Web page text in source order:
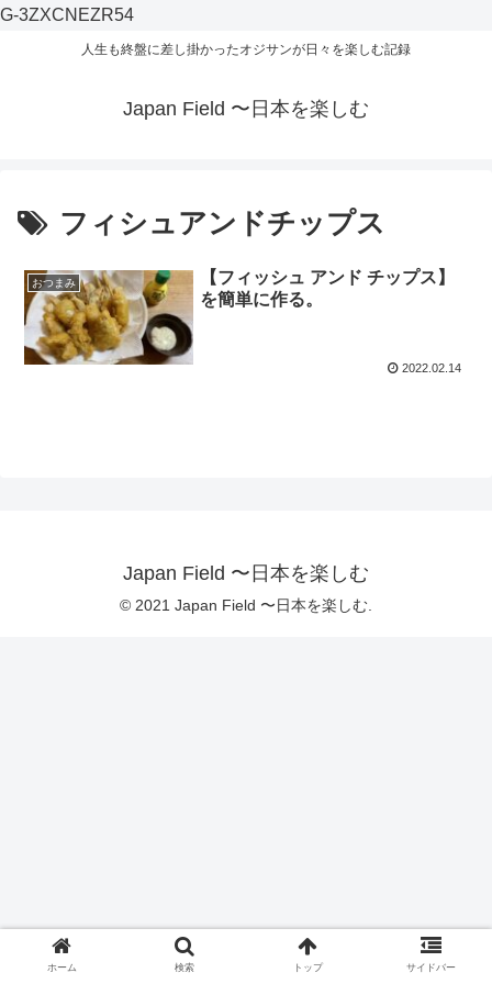
G-3ZXCNEZR54
人生も終盤に差し掛かったオジサンが日々を楽しむ記録
Japan Field 〜日本を楽しむ
フィシュアンドチップス
おつまみ
【フィッシュ アンド チップス】
を簡単に作る。
2022.02.14
Japan Field 〜日本を楽しむ
© 2021 Japan Field 〜日本を楽しむ.
ホーム 検索 トップ サイドバー